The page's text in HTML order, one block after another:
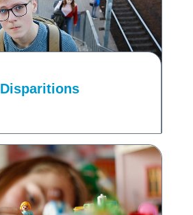
Disparitions